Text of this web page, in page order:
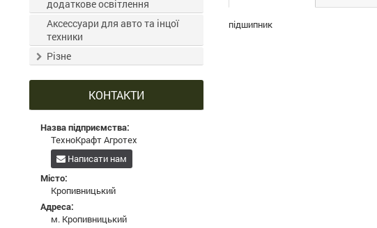
підшипник
додаткове освітлення
Аксессуари для авто та інцої
техники
Різне
КОНТАКТИ
Назва підприємства:
ТехноКрафт Агротех
Написати нам
Місто:
Кропивницький
Адреса:
м. Кропивницький